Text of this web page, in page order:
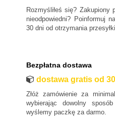
Rozmyśliłeś się? Zakupiony
nieodpowiedni? Poinformuj
30 dni od otrzymania
Bezpłatna dostawa
dostawa gratis od
Złóż zamówienie za
wybierając dowolny
wyślemy paczkę za darmo.